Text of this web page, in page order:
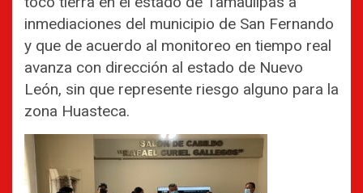
inmediaciones del municipio de San Fernando
y que de acuerdo al monitoreo en tiempo real
avanza con dirección al estado de Nuevo
León, sin que represente riesgo alguno para la
zona Huasteca.